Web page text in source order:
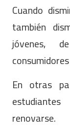
Cuando
también
jóvenes,
En otras
renovarse.